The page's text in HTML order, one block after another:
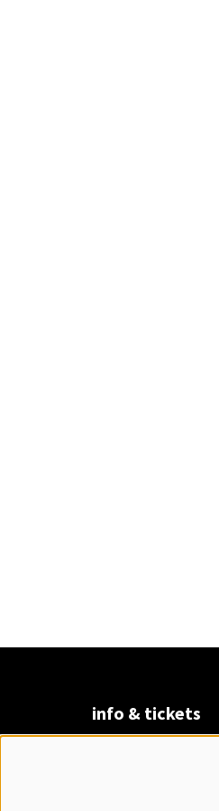
info & tickets